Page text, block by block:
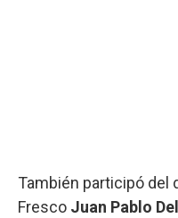
También participó del
Fresco Juan Pablo